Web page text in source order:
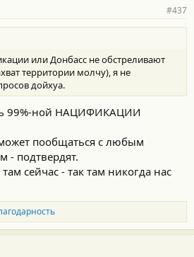
#437
или Донбасс не обстреливают
территории молчу), я не
дойхуа.
99%-ной НАЦИФИКАЦИИ
пообщаться с любым
- подтвердят.
сейчас - так там никогда нас